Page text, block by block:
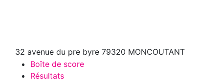
32 avenue du pre byre 79320 MONCOUTANT
Boîte de score
Résultats